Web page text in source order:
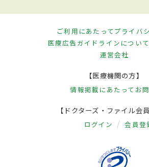
ご利用にあたってプライバ
医療広告ガイドラインについて
運営会社
【医療機関の方】
情報掲載にあたって お
【ドクターズ・ファイル会
ログイン 会員登